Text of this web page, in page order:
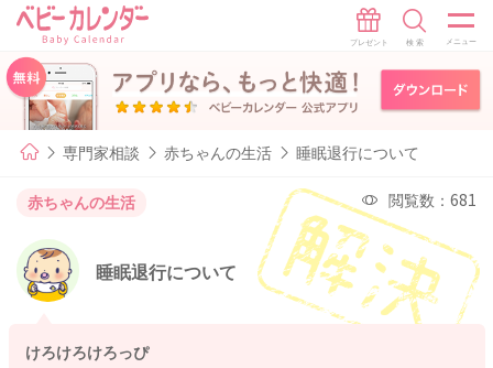
専門家相談 赤ちゃんの生活 睡眠退行について
赤ちゃんの生活 閲覧数：681
睡眠退行について
けろけろけろっぴ